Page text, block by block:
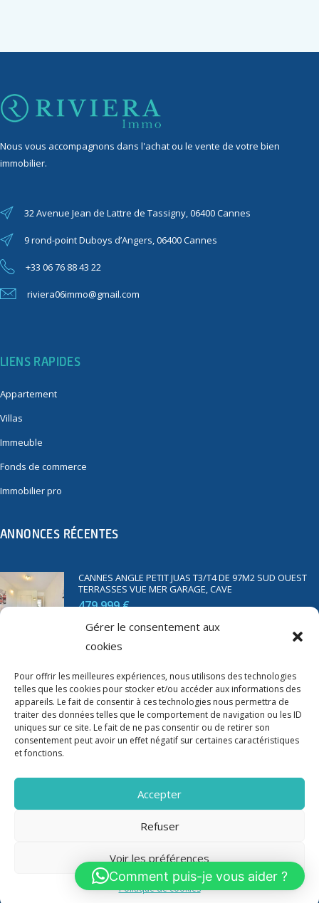
Gérer le consentement aux
cookies
Pour offrir les meilleures expériences, nous utilisons des technologies
telles que les cookies pour stocker et/ou accéder aux informations des
appareils. Le fait de consentir à ces technologies nous permettra de
traiter des données telles que le comportement de navigation ou les ID
uniques sur ce site. Le fait de ne pas consentir ou de retirer son
consentement peut avoir un effet négatif sur certaines caractéristiques
et fonctions.
Accepter
Refuser
Voir les préférences
Politique de cookies
Nous vous accompagnons dans l'achat ou le vente de votre bien
immobilier.
32 Avenue Jean de Lattre de Tassigny, 06400 Cannes
9 rond-point Duboys d’Angers, 06400 Cannes
+33 06 76 88 43 22
riviera06immo@gmail.com
LIENS RAPIDES
Appartement
Villas
Immeuble
Fonds de commerce
Immobilier pro
ANNONCES RÉCENTES
CANNES ANGLE PETIT JUAS T3/T4 DE 97M2 SUD OUEST
TERRASSES VUE MER GARAGE, CAVE
479 999 €
TERRASSE PARKING
350 000 €
2020-2023 Riviera Immo - Tous Droits réservés -Mentions Légales
Comment puis-je vous aider ?